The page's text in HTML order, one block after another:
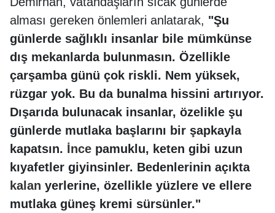
alması gereken önlemleri anlatarak, "Şu
günlerde sağlıklı insanlar bile mümkünse
dış mekanlarda bulunmasın. Özellikle
çarşamba günü çok riskli. Nem yüksek,
rüzgar yok. Bu da bunalma hissini artırıyor.
Dışarıda bulunacak insanlar, özelikle şu
günlerde mutlaka başlarını bir şapkayla
kapatsın. İnce pamuklu, keten gibi uzun
kıyafetler giyinsinler. Bedenlerinin açıkta
kalan yerlerine, özellikle yüzlere ve ellere
mutlaka güneş kremi sürsünler."